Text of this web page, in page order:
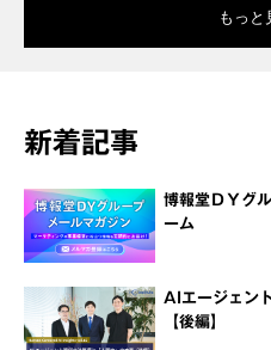
もっと
新着記事
博報堂ＤＹグ
ーム
AIエージェン
【後編】